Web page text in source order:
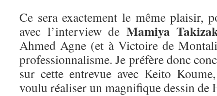
Ce sera exactement le même plaisir,
avec l’interview de Mamiya
Ahmed Agne (et à Victoire de
professionnalisme. Je préfère donc
sur cette entrevue avec Keito
voulu réaliser un magnifique dessin de